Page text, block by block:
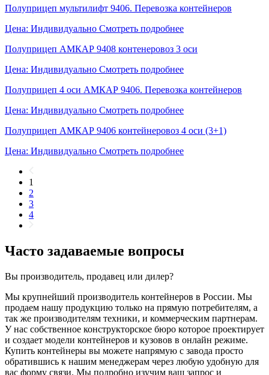
Полуприцеп мультилифт 9406. Перевозка контейнеров
Цена: Индивидуально Смотреть подробнее
Полуприцеп АМКАР 9408 контенеровоз 3 оси
Цена: Индивидуально Смотреть подробнее
Полуприцеп 4 оси АМКАР 9406. Перевозка контейнеров
Цена: Индивидуально Смотреть подробнее
Полуприцеп АМКАР 9406 контейнеровоз 4 оси (3+1)
Цена: Индивидуально Смотреть подробнее
1
2
3
4
Часто задаваемые вопросы
Вы производитель, продавец или дилер?
Мы крупнейший производитель контейнеров в России. Мы
продаем нашу продукцию только на прямую потребителям, а
так же производителям техники, и коммерческим партнерам.
У нас собственное конструкторское бюро которое проектирует
и создает модели контейнеров и кузовов в онлайн режиме.
Купить контейнеры вы можете напрямую с завода просто
обратившись к нашим менеджерам через любую удобную для
вас форму связи. Мы подробно изучим ваш запрос и